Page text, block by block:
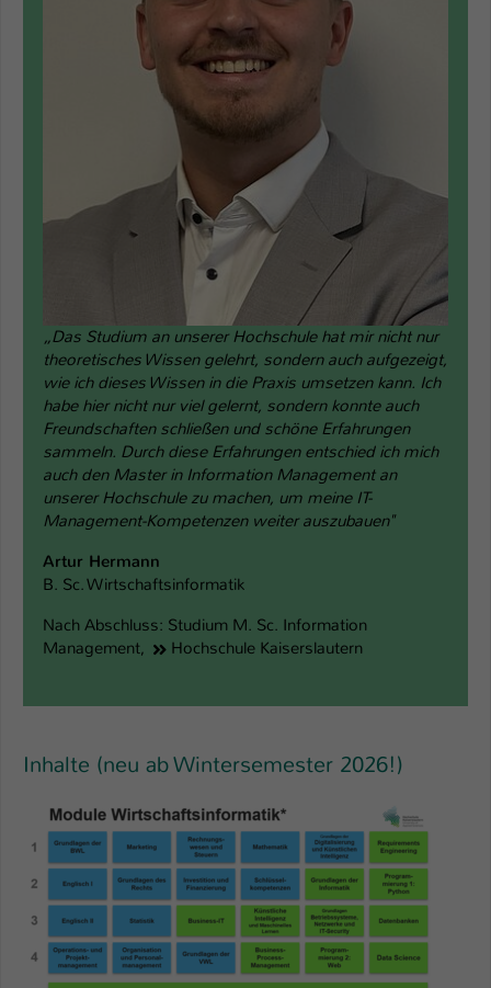
„Das Studium an unserer Hochschule hat mir nicht nur
theoretisches Wissen gelehrt, sondern auch aufgezeigt,
wie ich dieses Wissen in die Praxis umsetzen kann. Ich
habe hier nicht nur viel gelernt, sondern konnte auch
Freundschaften schließen und schöne Erfahrungen
sammeln. Durch diese Erfahrungen entschied ich mich
auch den Master in Information Management an
unserer Hochschule zu machen, um meine IT-
Management-Kompetenzen weiter auszubauen"
Artur Hermann
B. Sc. Wirtschaftsinformatik
Nach Abschluss: Studium M. Sc. Information
Management,
Hochschule Kaiserslautern
Show larger version for:
Inhalte (neu ab Wintersemester 2026!)